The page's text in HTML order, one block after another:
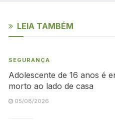
LEIA TAMBÉM
SEGURANÇA
Adolescente de 16 anos é
morto ao lado de casa
05/08/2026